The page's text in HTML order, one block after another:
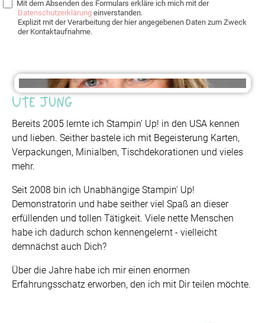
Mit dem Absenden des Formulars erkläre ich mich mit der
Datenschutzerklärung einverstanden.
Explizit mit der Verarbeitung der hier angegebenen Daten zum Zweck
der Kontaktaufnahme.
Ute Jung
Bereits 2005 lernte ich Stampin’ Up! in den USA kennen
und lieben. Seither bastele ich mit Begeisterung Karten,
Verpackungen, Minialben, Tischdekorationen und vieles
mehr.
Seit 2008 bin ich Unabhängige Stampin' Up!
Demonstratorin und habe seither viel Spaß an dieser
erfüllenden und tollen Tätigkeit. Viele nette Menschen
habe ich dadurch schon kennengelernt - vielleicht
demnächst auch Dich?
Über die Jahre habe ich mir einen enormen
Erfahrungsschatz erworben, den ich mit Dir teilen möchte.